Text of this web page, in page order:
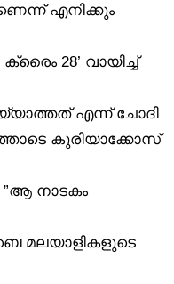
എനിക്കും
28’ വായിച്ച്
എന്ന് ചോദി
കുരിയാക്കോസ്
നാടകം
മലയാളികളുടെ